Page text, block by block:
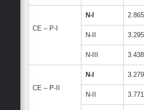
CE – P-I
N-I
N-II
N-III
CE – P-II
N-I
N-II